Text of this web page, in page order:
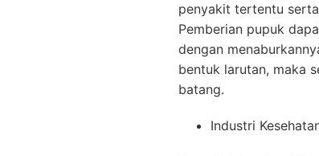
penyakit tertentu
Pemberian pupuk
dengan
bentuk larutan, maka
batang.
Industri